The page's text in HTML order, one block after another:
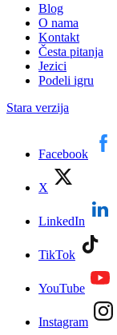
Blog
O nama
Kontakt
Česta pitanja
Jezici
Podeli igru
Stara verzija
Facebook
X
LinkedIn
TikTok
YouTube
Instagram